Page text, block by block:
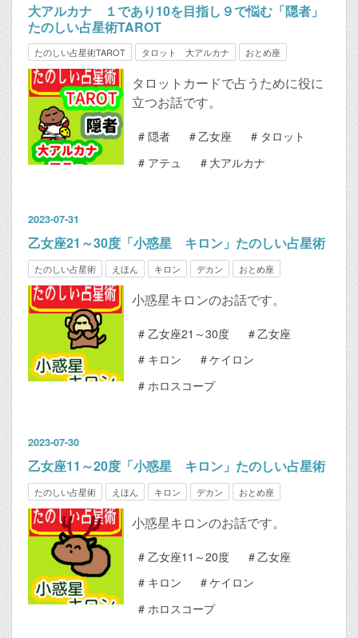
大アルカナ １であり10を目指し９で悩む「隠者」
たのしい占星術TAROT
たのしい占星術TAROT タロット 大アルカナ おとめ座
タロットカードで占うために役に
立つお話です。
# 隠者 #乙女座 # タロット
# アテュ # 大アルカナ
2023-07-31
乙女座21～30度「小惑星 キロン」たのしい占星術
たのしい占星術 えほん キロン デカン おとめ座
小惑星キロンのお話です。
# 乙女座21～30度 #乙女座
# キロン #ケイロン
# ホロスコープ
2023-07-30
乙女座11～20度「小惑星 キロン」たのしい占星術
たのしい占星術 えほん キロン デカン おとめ座
小惑星キロンのお話です。
# 乙女座11～20度 #乙女座
# キロン #ケイロン
# ホロスコープ